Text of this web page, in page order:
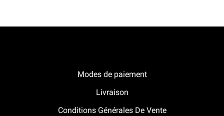
Modes de paiement
Livraison
Conditions Générales De Vente